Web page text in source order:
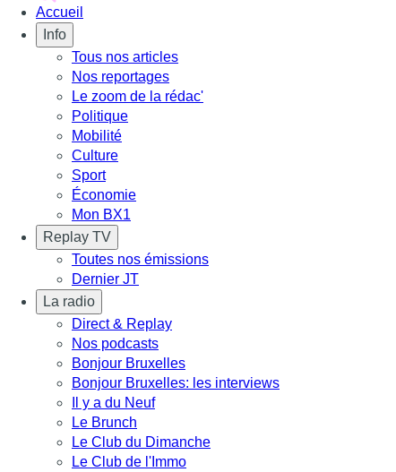
Accueil
Info
Tous nos articles
Nos reportages
Le zoom de la rédac'
Politique
Mobilité
Culture
Sport
Économie
Mon BX1
Replay TV
Toutes nos émissions
Dernier JT
La radio
Direct & Replay
Nos podcasts
Bonjour Bruxelles
Bonjour Bruxelles: les interviews
Il y a du Neuf
Le Brunch
Le Club du Dimanche
Le Club de l'Immo